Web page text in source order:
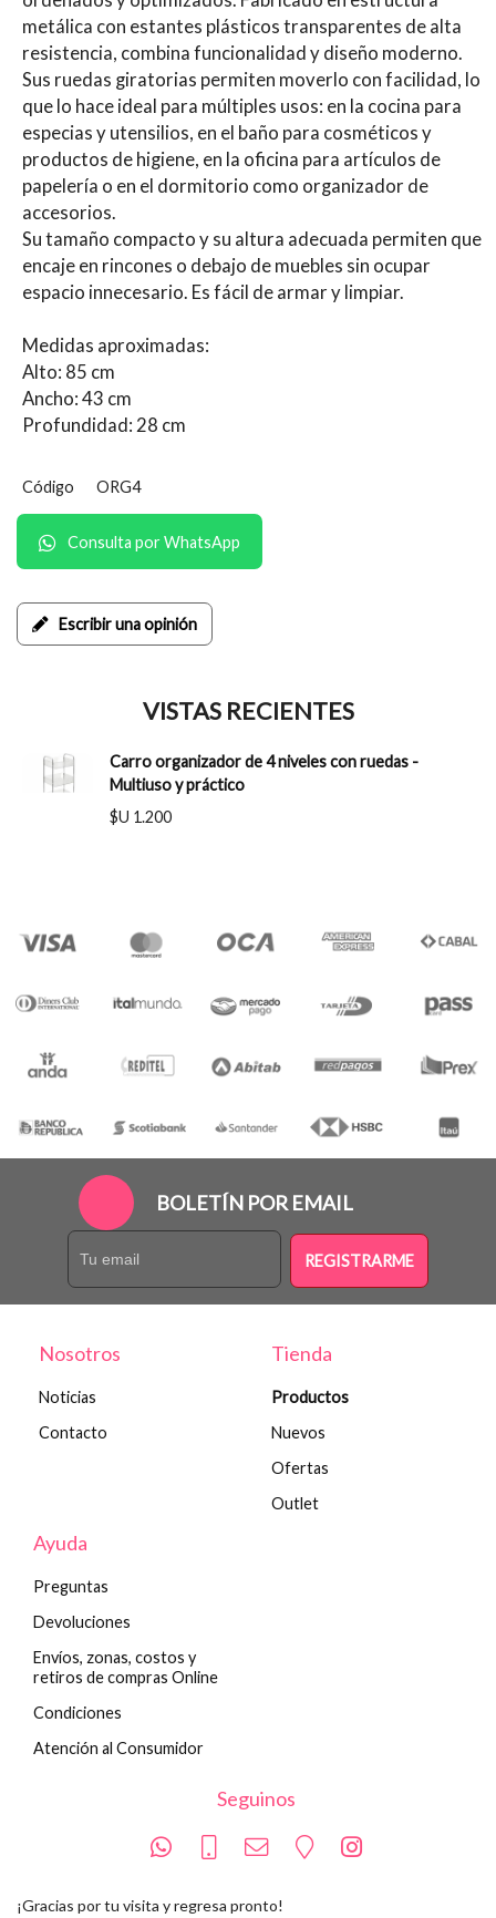
metálica con estantes plásticos transparentes de alta
resistencia, combina funcionalidad y diseño moderno.
Sus ruedas giratorias permiten moverlo con facilidad, lo
que lo hace ideal para múltiples usos: en la cocina para
especias y utensilios, en el baño para cosméticos y
productos de higiene, en la oficina para artículos de
papelería o en el dormitorio como organizador de
accesorios.
Su tamaño compacto y su altura adecuada permiten que
encaje en rincones o debajo de muebles sin ocupar
espacio innecesario. Es fácil de armar y limpiar.
Medidas aproximadas:
Alto: 85 cm
Ancho: 43 cm
Profundidad: 28 cm
Código ORG4
Consulta por WhatsApp
Escribir una opinión
VISTAS RECIENTES
Carro organizador de 4 niveles con ruedas -
Multiuso y práctico
$U 1.200
BOLETÍN POR EMAIL
REGISTRARME
Nosotros
Noticias
Contacto
Tienda
Productos
Nuevos
Ofertas
Outlet
Ayuda
Preguntas
Devoluciones
Envíos, zonas, costos y
retiros de compras Online
Condiciones
Atención al Consumidor
Seguinos
¡Gracias por tu visita y regresa pronto!